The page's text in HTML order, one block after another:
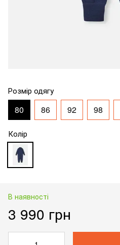
Розмір одягу
80 86 92 98
Колір
В наявності
3 990 грн